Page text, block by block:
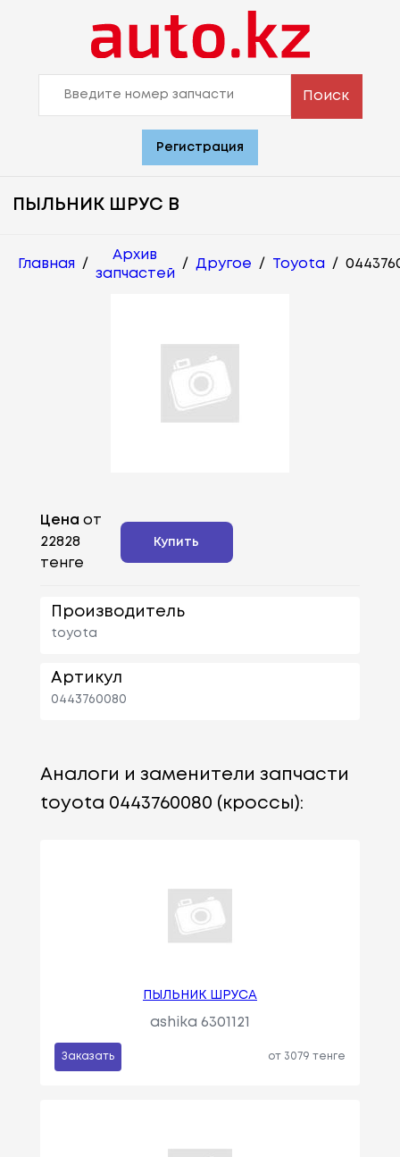
Поиск
Регистрация
ПЫЛЬНИК ШРУС В
Главная /
Архив
запчастей
/ Другое / Toyota /
Цена от
22828
тенге
Купить
Производитель
toyota
Артикул
0443760080
Аналоги и заменители запчасти
toyota 0443760080 (кроссы):
ПЫЛЬНИК ШРУСА
ashika 6301121
Заказать от 3079 тенге